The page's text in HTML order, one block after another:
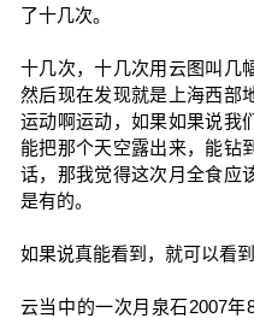
了十几次。
十几次，十几次用云图叫几
然后现在发现就是上海西部
运动啊运动，如果如果说我
能把那个天空露出来，能钻
话，那我觉得这次月全食应
是有的。
如果说真能看到，就可以看到
云当中的一次月泉石2007